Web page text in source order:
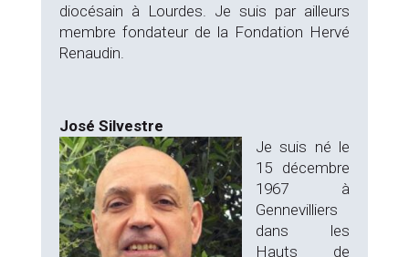
diocésain à Lourdes. Je suis par ailleurs
membre fondateur de la Fondation Hervé
Renaudin.
José Silvestre
Je suis né le
15 décembre
1967 à
Gennevilliers
dans les
Hauts de